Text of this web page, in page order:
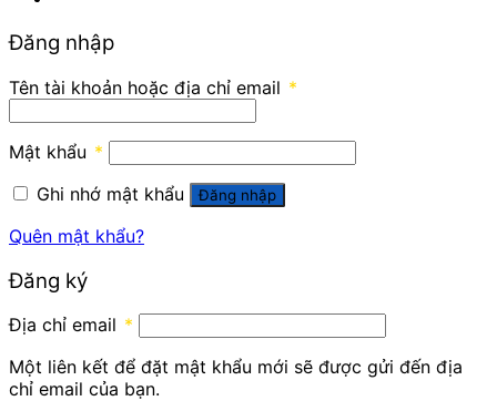
Đăng nhập
Tên tài khoản hoặc địa chỉ email *
Mật khẩu *
Ghi nhớ mật khẩu
Đăng nhập
Quên mật khẩu?
Đăng ký
Địa chỉ email *
Một liên kết để đặt mật khẩu mới sẽ được gửi đến địa
chỉ email của bạn.